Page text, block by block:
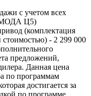
с учетом всех
Ц5)
(комплектация
- 2 299 000
предложений,
Данная цена
по программам
достигается за
по программе